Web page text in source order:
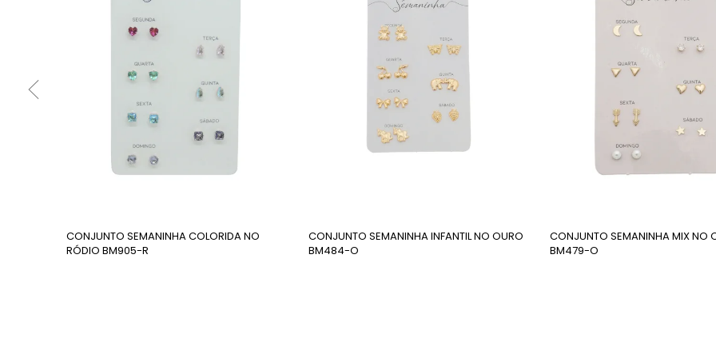
CONJUNTO SEMANINHA COLORIDA NO
RÓDIO BM905-R
CONJUNTO SEMANINHA INFANTIL NO OURO
BM484-O
CONJUNTO SEMANINHA MIX NO
BM479-O